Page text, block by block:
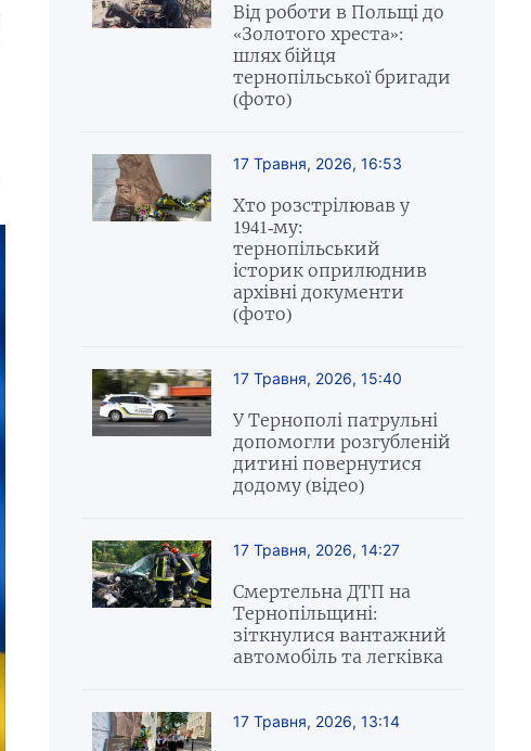
Від роботи в Польщі до
«Золотого хреста»:
шлях бійця
тернопільської бригади
(фото)
17 Травня, 2026, 16:53
Хто розстрілював у
1941-му:
тернопільський
історик оприлюднив
архівні документи
(фото)
17 Травня, 2026, 15:40
У Тернополі патрульні
допомогли розгубленій
дитині повернутися
додому (відео)
17 Травня, 2026, 14:27
Смертельна ДТП на
Тернопільщині:
зіткнулися вантажний
автомобіль та легківка
17 Травня, 2026, 13:14